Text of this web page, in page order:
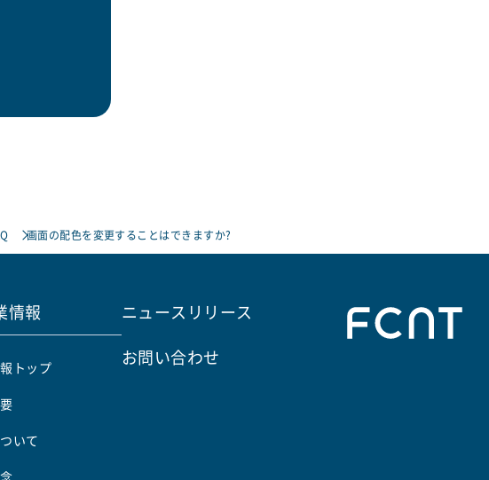
画面の配色を変更することはできますか?
情報
トップ
いて
ニュースリリース
お問い合わせ